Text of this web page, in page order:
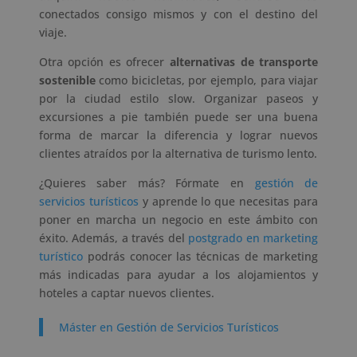
conectados consigo mismos y con el destino del
viaje.
Otra opción es ofreceralternativas de transporte
sosteniblecomo bicicletas, por ejemplo, para viajar
por la ciudad estilo slow. Organizar paseos y
excursiones a pie también puede ser una buena
forma de marcar la diferencia y lograr nuevos
clientes atraídos por la alternativa de turismo lento.
¿Quieres saber más? Fórmate en gestión de
servicios turísticos y aprende lo que necesitas para
poner en marcha un negocio en este ámbito con
éxito. Además, a través del postgrado en marketing
turísticopodrás conocer las técnicas de marketing
más indicadas para ayudar a los alojamientos y
hoteles a captar nuevos clientes.
Máster en Gestión de Servicios Turísticos